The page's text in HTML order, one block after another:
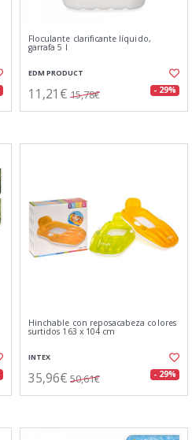
Floculante clarificante líquido,
garrafa 5 l
EDM PRODUCT
11,21€ 15,78€ - 29%
Hinchable con reposacabeza colores
surtidos 163 x 104 cm
INTEX
35,96€ 50,61€ - 29%